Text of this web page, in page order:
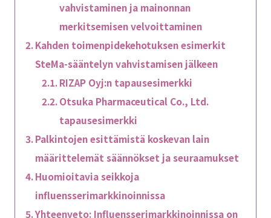
vahvistaminen ja mainonnan
merkitsemisen velvoittaminen
Kahden toimenpidekehotuksen esimerkit
SteMa-sääntelyn vahvistamisen jälkeen
RIZAP Oyj:n tapausesimerkki
Otsuka Pharmaceutical Co., Ltd.
tapausesimerkki
Palkintojen esittämistä koskevan lain
määrittelemät säännökset ja seuraamukset
Huomioitavia seikkoja
influensserimarkkinoinnissa
Yhteenveto: Influensserimarkkinoinnissa on